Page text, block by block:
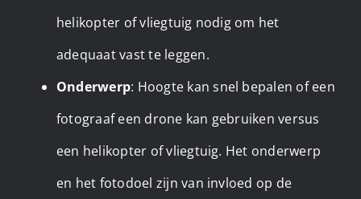
helikopter of vliegtuig nodig om het
adequaat vast te leggen.
Onderwerp: Hoogte kan snel bepalen of een
fotograaf een drone kan gebruiken versus
een helikopter of vliegtuig. Het onderwerp
en het fotodoel zijn van invloed op de